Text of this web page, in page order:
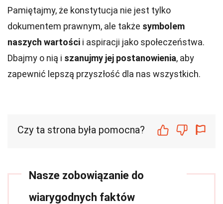
Pamiętajmy, że konstytucja nie jest tylko
dokumentem prawnym, ale także symbolem
naszych wartości i aspiracji jako społeczeństwa.
Dbajmy o nią i szanujmy jej postanowienia, aby
zapewnić lepszą przyszłość dla nas wszystkich.
Czy ta strona była pomocna?
Nasze zobowiązanie do
wiarygodnych faktów